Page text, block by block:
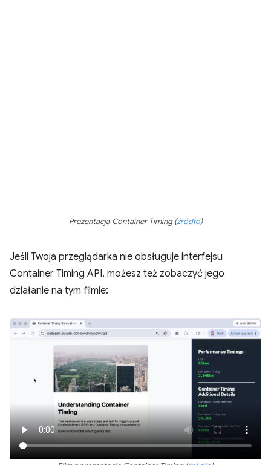
Prezentacja Container Timing (źródło)
Jeśli Twoja przeglądarka nie obsługuje interfejsu
Container Timing API, możesz też zobaczyć jego
działanie na tym filmie: